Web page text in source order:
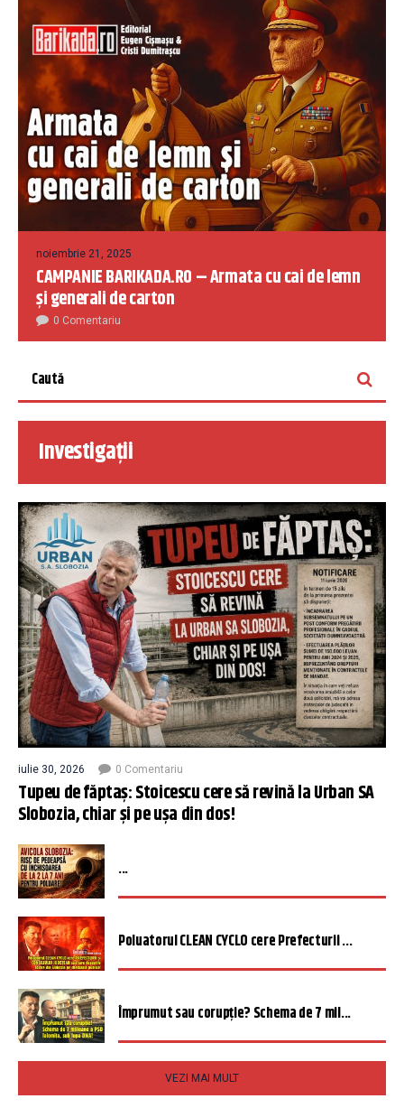
noiembrie 21, 2025
CAMPANIE BARIKADA.RO – Armata cu cai de lemn
și generali de carton
0 Comentariu
Investigații
iulie 30, 2026 0 Comentariu
Tupeu de făptaș: Stoicescu cere să revină la Urban SA
Slobozia, chiar și pe ușa din dos!
...
Poluatorul CLEAN CYCLO cere Prefecturii ...
Împrumut sau corupție? Schema de 7 mil...
VEZI MAI MULT